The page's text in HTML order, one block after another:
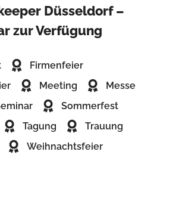
Düsseldorf –
zur Verfügung
Firmenfeier
Meeting
Messe
Sommerfest
Tagung
Trauung
Weihnachtsfeier